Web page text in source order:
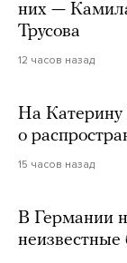
них —
Трусова
12 часов назад
На Катерину
о
15 часов назад
В Германии
неизвестные